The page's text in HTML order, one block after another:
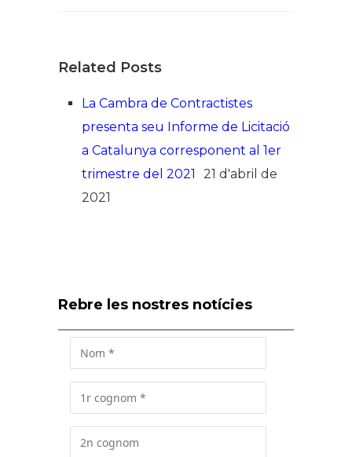
Related Posts
La Cambra de Contractistes
presenta seu Informe de Licitació
a Catalunya corresponent al 1er
trimestre del 2021
21 d'abril de
2021
Rebre les nostres notícies